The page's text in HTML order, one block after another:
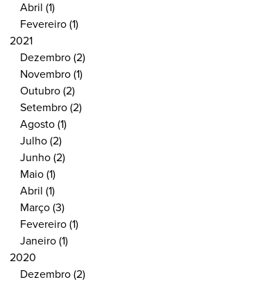
Abril (1)
Fevereiro (1)
2021
Dezembro (2)
Novembro (1)
Outubro (2)
Setembro (2)
Agosto (1)
Julho (2)
Junho (2)
Maio (1)
Abril (1)
Março (3)
Fevereiro (1)
Janeiro (1)
2020
Dezembro (2)